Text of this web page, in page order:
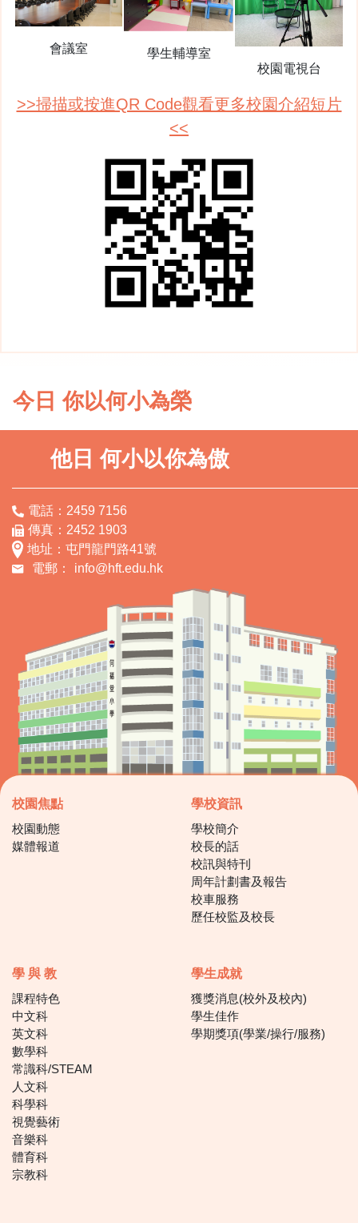
會議室
學生輔導室
校園電視台
>>掃描或按進QR Code觀看更多校園介紹短片
<<
今日 你以何小為榮
他日 何小以你為傲
電話：2459 7156
傳真：2452 1903
地址：屯門龍門路41號
電郵：
info@hft.edu.hk
校園焦點
校園動態
媒體報道
學校資訊
學校簡介
校長的話
校訊與特刊
周年計劃書及報告
校車服務
歷任校監及校長
學 與 教
課程特色
中文科
英文科
數學科
常識科/STEAM
人文科
科學科
視覺藝術
音樂科
體育科
宗教科
學生成就
獲獎消息(校外及校內)
學生佳作
學期獎項(學業/操行/服務)